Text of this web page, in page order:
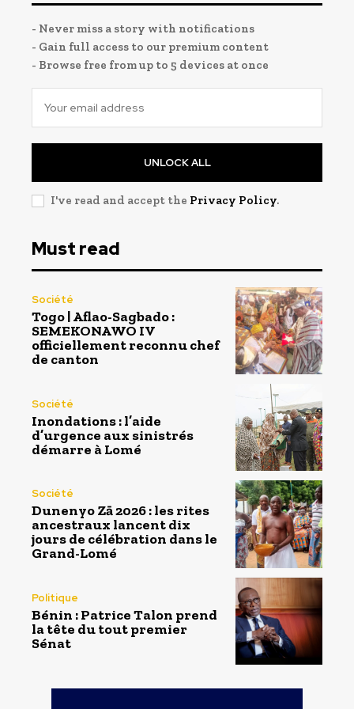
- Never miss a story with notifications
- Gain full access to our premium content
- Browse free from up to 5 devices at once
UNLOCK ALL
I've read and accept the Privacy Policy.
Must read
Société
Togo | Aflao-Sagbado :
SEMEKONAWO IV
officiellement reconnu chef
de canton
Société
Inondations : l’aide
d’urgence aux sinistrés
démarre à Lomé
Société
Dunenyo Zā 2026 : les rites
ancestraux lancent dix
jours de célébration dans le
Grand-Lomé
Politique
Bénin : Patrice Talon prend
la tête du tout premier
Sénat